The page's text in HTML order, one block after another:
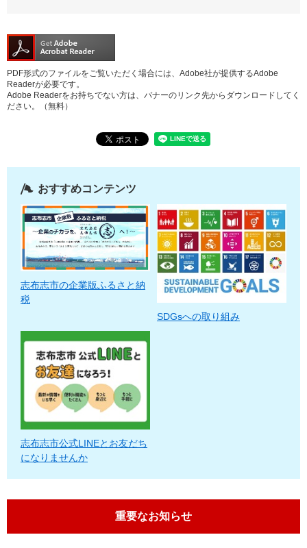
PDF形式のファイルをご覧いただく場合には、Adobe社が提供するAdobe
Readerが必要です。
Adobe Readerをお持ちでない方は、バナーのリンク先からダウンロードしてく
ださい。（無料）
おすすめコンテンツ
志布志市の企業版ふるさと納
税
SDGsへの取り組み
志布志市公式LINEとお友だち
になりませんか
重要なお知らせ